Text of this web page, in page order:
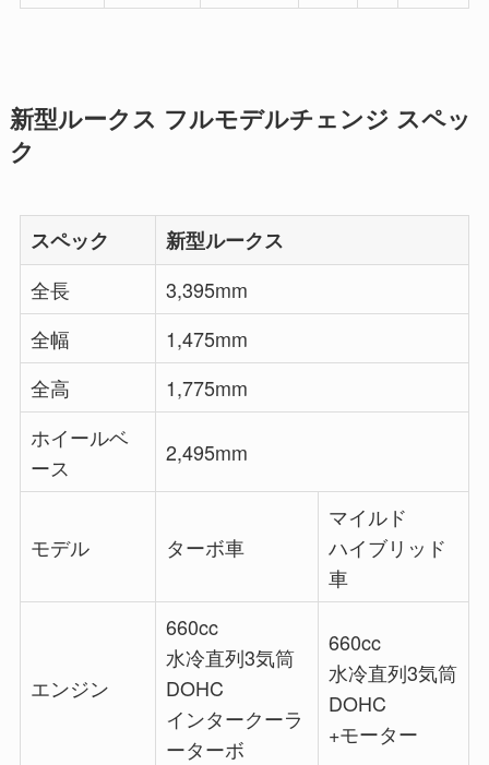
新型ルークス フルモデルチェンジ スペッ
ク
スペック
新型ルークス
全長
3,395mm
全幅
1,475mm
全高
1,775mm
ホイールベ
ース
2,495mm
モデル ターボ車
マイルド
ハイブリッド
車
エンジン
660cc
水冷直列3気筒
DOHC
インタークーラ
ーターボ
660cc
水冷直列3気筒
DOHC
+モーター